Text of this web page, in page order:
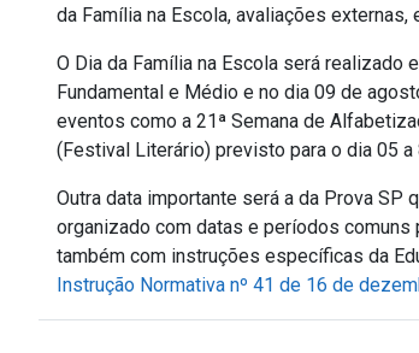
da Família na Escola, avaliações externas,
O Dia da Família na Escola será realizado
Fundamental e Médio e no dia 09 de
eventos como a 21ª Semana de
(Festival Literário) previsto para o dia 05 a
Outra data importante será a da Prova SP
organizado com datas e períodos
também com instruções específicas da
Instrução Normativa nº 41 de 16 de